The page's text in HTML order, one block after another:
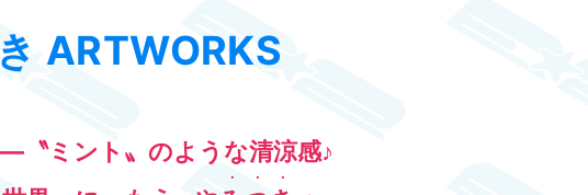
ARTWORKS
〝ミント〟のような清涼感♪
・・・